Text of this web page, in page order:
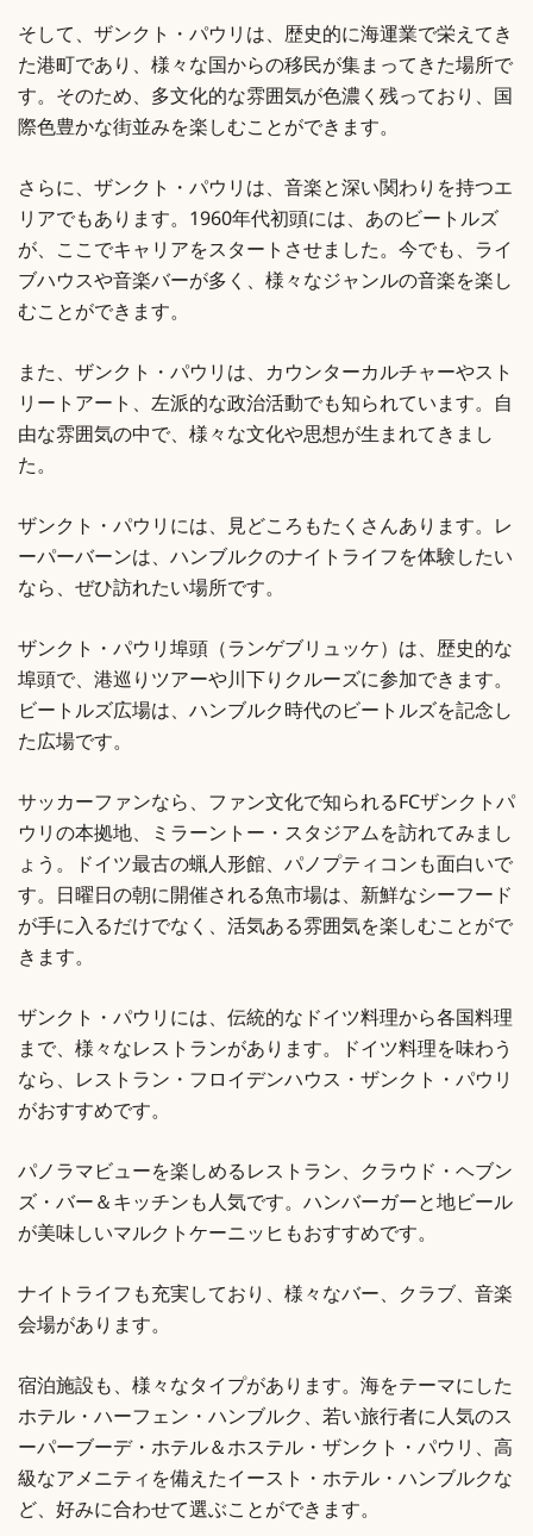
そして、ザンクト・パウリは、歴史的に海運業で栄えてき
た港町であり、様々な国からの移民が集まってきた場所で
す。そのため、多文化的な雰囲気が色濃く残っており、国
際色豊かな街並みを楽しむことができます。
さらに、ザンクト・パウリは、音楽と深い関わりを持つエ
リアでもあります。1960年代初頭には、あのビートルズ
が、ここでキャリアをスタートさせました。今でも、ライ
ブハウスや音楽バーが多く、様々なジャンルの音楽を楽し
むことができます。
また、ザンクト・パウリは、カウンターカルチャーやスト
リートアート、左派的な政治活動でも知られています。自
由な雰囲気の中で、様々な文化や思想が生まれてきまし
た。
ザンクト・パウリには、見どころもたくさんあります。レ
ーパーバーンは、ハンブルクのナイトライフを体験したい
なら、ぜひ訪れたい場所です。
ザンクト・パウリ埠頭（ランゲブリュッケ）は、歴史的な
埠頭で、港巡りツアーや川下りクルーズに参加できます。
ビートルズ広場は、ハンブルク時代のビートルズを記念し
た広場です。
サッカーファンなら、ファン文化で知られるFCザンクトパ
ウリの本拠地、ミラーントー・スタジアムを訪れてみまし
ょう。ドイツ最古の蝋人形館、パノプティコンも面白いで
す。日曜日の朝に開催される魚市場は、新鮮なシーフード
が手に入るだけでなく、活気ある雰囲気を楽しむことがで
きます。
ザンクト・パウリには、伝統的なドイツ料理から各国料理
まで、様々なレストランがあります。ドイツ料理を味わう
なら、レストラン・フロイデンハウス・ザンクト・パウリ
がおすすめです。
パノラマビューを楽しめるレストラン、クラウド・ヘブン
ズ・バー＆キッチンも人気です。ハンバーガーと地ビール
が美味しいマルクトケーニッヒもおすすめです。
ナイトライフも充実しており、様々なバー、クラブ、音楽
会場があります。
宿泊施設も、様々なタイプがあります。海をテーマにした
ホテル・ハーフェン・ハンブルク、若い旅行者に人気のス
ーパーブーデ・ホテル＆ホステル・ザンクト・パウリ、高
級なアメニティを備えたイースト・ホテル・ハンブルクな
ど、好みに合わせて選ぶことができます。